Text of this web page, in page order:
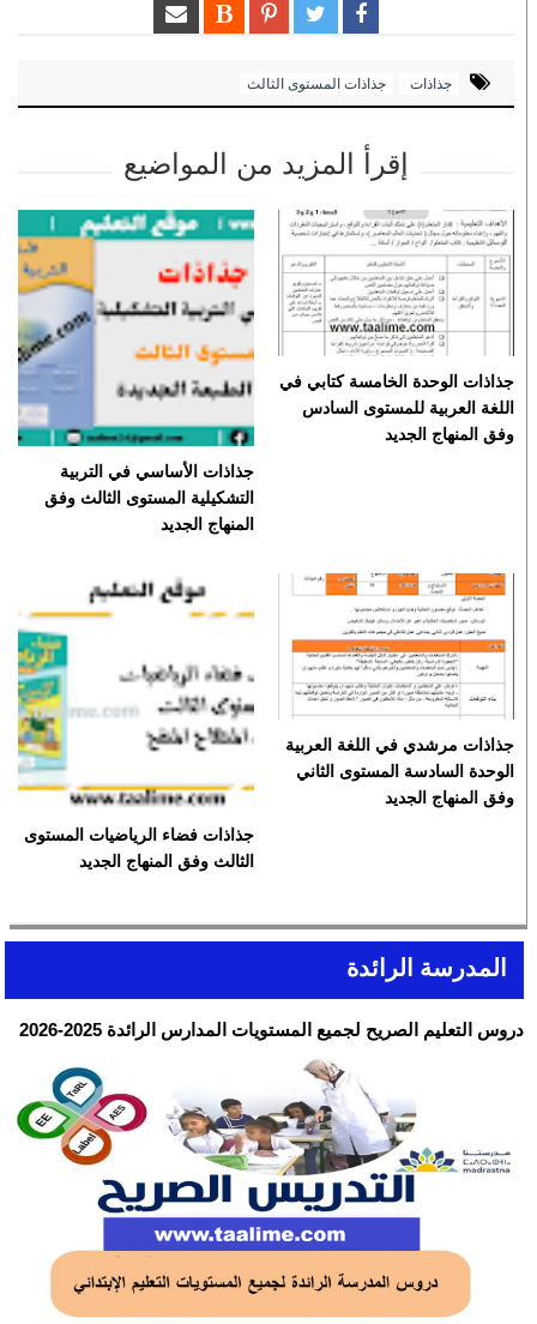
جذاذات جذاذات المستوى الثالث
إقرأ المزيد من المواضيع
جذاذات الوحدة الخامسة كتابي في
اللغة العربية للمستوى السادس
وفق المنهاج الجديد
جذاذات الأساسي في التربية
التشكيلية المستوى الثالث وفق
المنهاج الجديد
جذاذات مرشدي في اللغة العربية
الوحدة السادسة المستوى الثاني
وفق المنهاج الجديد
جذاذات فضاء الرياضيات المستوى
الثالث وفق المنهاج الجديد
المدرسة الرائدة
دروس التعليم الصريح لجميع المستويات المدارس الرائدة 2025-2026